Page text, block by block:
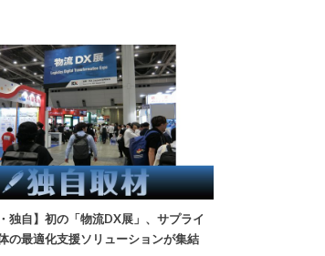
独自】初の「物流DX展」、サプライ
の最適化支援ソリューションが集結